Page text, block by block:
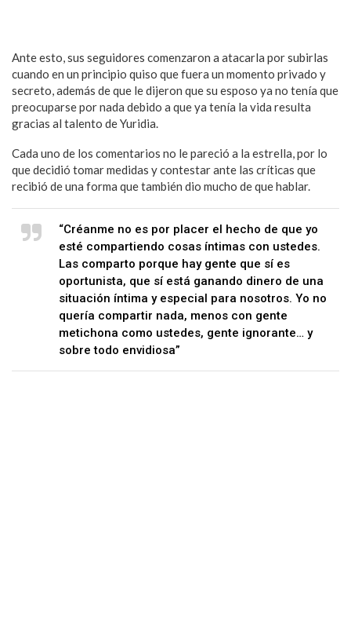
Ante esto, sus seguidores comenzaron a atacarla por subirlas
cuando en un principio quiso que fuera un momento privado y
secreto, además de que le dijeron que su esposo ya no tenía que
preocuparse por nada debido a que ya tenía la vida resulta
gracias al talento de Yuridia.
Cada uno de los comentarios no le pareció a la estrella, por lo
que decidió tomar medidas y contestar ante las críticas que
recibió de una forma que también dio mucho de que hablar.
“Créanme no es por placer el hecho de que yo
esté compartiendo cosas íntimas con ustedes.
Las comparto porque hay gente que sí es
oportunista, que sí está ganando dinero de una
situación íntima y especial para nosotros. Yo no
quería compartir nada, menos con gente
metichona como ustedes, gente ignorante… y
sobre todo envidiosa”